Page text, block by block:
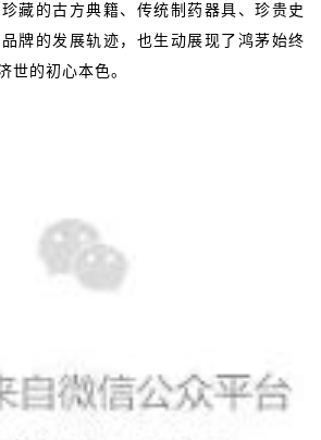
藏的古方典籍、传统制药器具、珍贵史
牌的发展轨迹，也生动展现了鸿茅始终
世的初心本色。